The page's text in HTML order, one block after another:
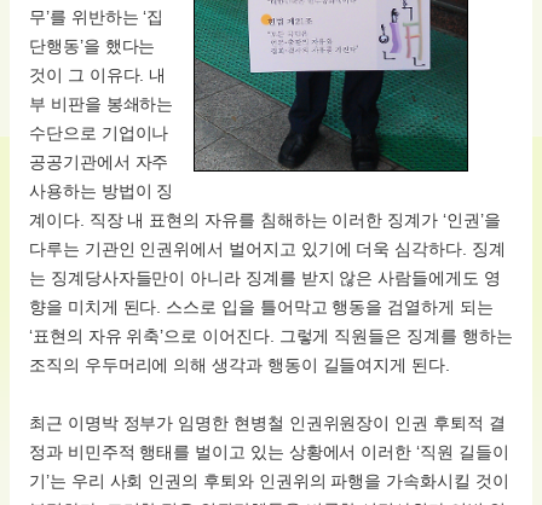
무’를 위반하는 ‘집
단행동’을 했다는
것이 그 이유다. 내
부 비판을 봉쇄하는
수단으로 기업이나
공공기관에서 자주
사용하는 방법이 징
계이다. 직장 내 표현의 자유를 침해하는 이러한 징계가 ‘인권’을
다루는 기관인 인권위에서 벌어지고 있기에 더욱 심각하다. 징계
는 징계당사자들만이 아니라 징계를 받지 않은 사람들에게도 영
향을 미치게 된다. 스스로 입을 틀어막고 행동을 검열하게 되는
‘표현의 자유 위축’으로 이어진다. 그렇게 직원들은 징계를 행하는
조직의 우두머리에 의해 생각과 행동이 길들여지게 된다.
최근 이명박 정부가 임명한 현병철 인권위원장이 인권 후퇴적 결
정과 비민주적 행태를 벌이고 있는 상황에서 이러한 ‘직원 길들이
기’는 우리 사회 인권의 후퇴와 인권위의 파행을 가속화시킬 것이